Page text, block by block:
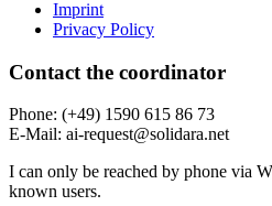
Imprint
Privacy Policy
Contact the coordi­nator
Phone: (+49) 1590 615 86 73
E‑Mail: ai-request@solidara.net
I can only be reached by phone via
known users.